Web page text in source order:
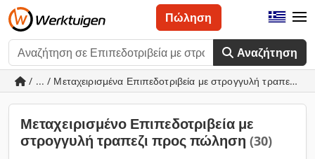
Αναζήτηση
Πώληση
/ ... / Μεταχειρισμένα Επιπεδοτριβεία με στρογγυλή τραπεζι
Μεταχειρισμένο Επιπεδοτριβεία με
στρογγυλή τραπεζι προς πώληση (30)